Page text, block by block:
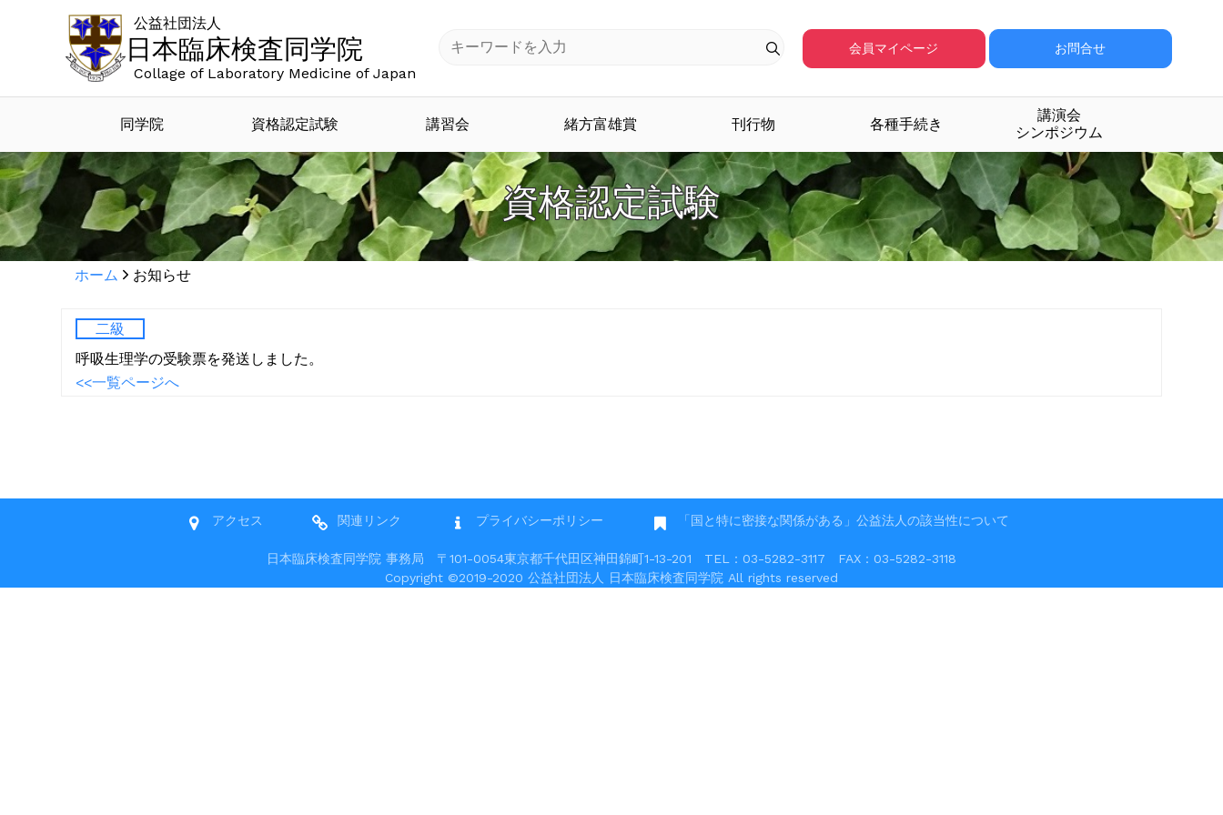
日本臨床検査同学院
公益社団法人
Collage of Laboratory Medicine of Japan
会員マイページ お問合せ
同学院 資格認定試験 講習会 緒方富雄賞 刊行物 各種手続き
講演会
シンポジウム
資格認定試験
ホーム お知らせ
二級
呼吸生理学の受験票を発送しました。
<<一覧ページへ
アクセス 関連リンク プライバシーポリシー 「国と特に密接な関係がある」公益法人の該当性について
日本臨床検査同学院 事務局 〒101-0054東京都千代田区神田錦町1-13-201 TEL：03-5282-3117 FAX：03-5282-3118
Copyright ©2019-2020 公益社団法人 日本臨床検査同学院 All rights reserved